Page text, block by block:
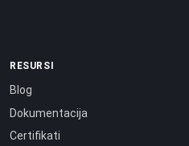
RESURSI
Blog
Dokumentacija
Certifikati